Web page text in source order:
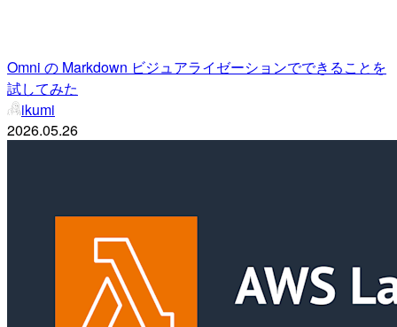
Omni の Markdown ビジュアライゼーションでできることを
試してみた
ikumi
2026.05.26